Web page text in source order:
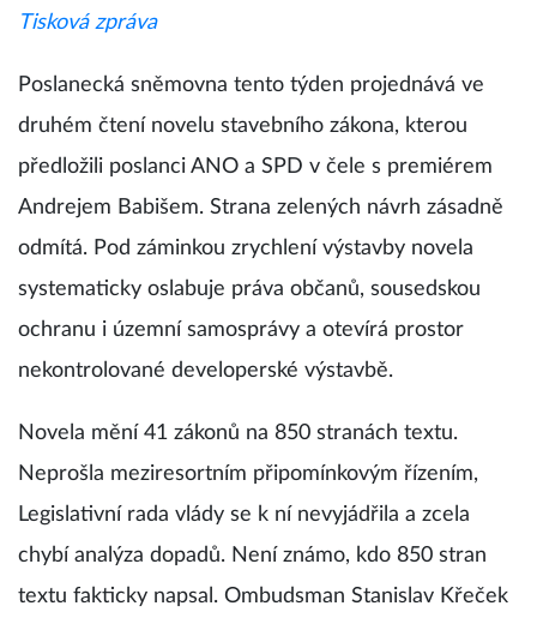
Tisková zpráva
Poslanecká sněmovna tento týden projednává ve
druhém čtení novelu stavebního zákona, kterou
předložili poslanci ANO a SPD v čele s premiérem
Andrejem Babišem. Strana zelených návrh zásadně
odmítá. Pod záminkou zrychlení výstavby novela
systematicky oslabuje práva občanů, sousedskou
ochranu i územní samosprávy a otevírá prostor
nekontrolované developerské výstavbě.
Novela mění 41 zákonů na 850 stranách textu.
Neprošla meziresortním připomínkovým řízením,
Legislativní rada vlády se k ní nevyjádřila a zcela
chybí analýza dopadů. Není známo, kdo 850 stran
textu fakticky napsal. Ombudsman Stanislav Křeček